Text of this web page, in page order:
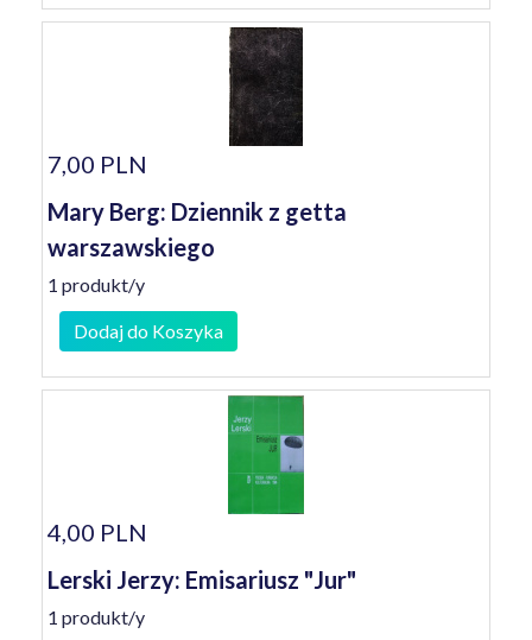
7,00 PLN
Mary Berg: Dziennik z getta
warszawskiego
1 produkt/y
Dodaj do Koszyka
4,00 PLN
Lerski Jerzy: Emisariusz "Jur"
1 produkt/y